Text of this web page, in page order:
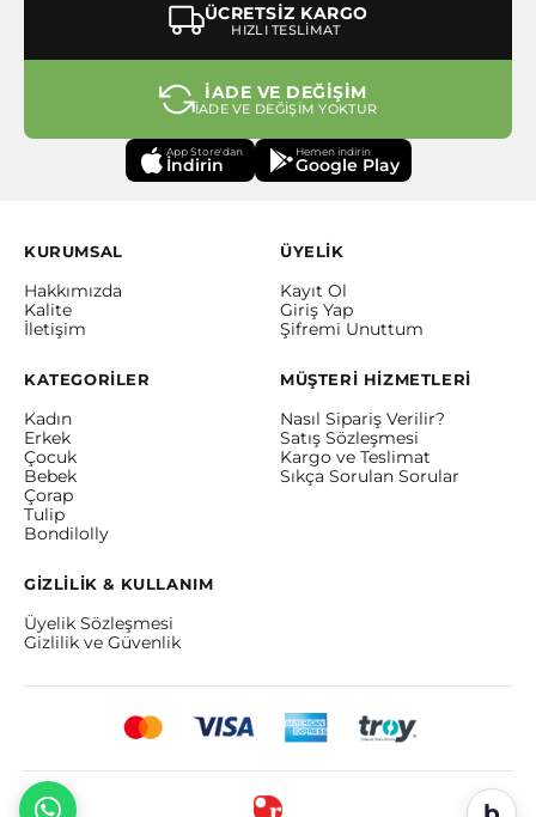
ÜCRETSİZ KARGO
HIZLI TESLİMAT
İADE VE DEĞİŞİM
İADE VE DEĞİŞİM YOKTUR
App Store'dan
İndirin
Hemen indirin
Google Play
KURUMSAL
Hakkımızda
Kalite
İletişim
ÜYELİK
Kayıt Ol
Giriş Yap
Şifremi Unuttum
KATEGORİLER
Kadın
Erkek
Çocuk
Bebek
Çorap
Tulip
Bondilolly
MÜŞTERİ HİZMETLERİ
Nasıl Sipariş Verilir?
Satış Sözleşmesi
Kargo ve Teslimat
Sıkça Sorulan Sorular
GİZLİLİK & KULLANIM
Üyelik Sözleşmesi
Gizlilik ve Güvenlik